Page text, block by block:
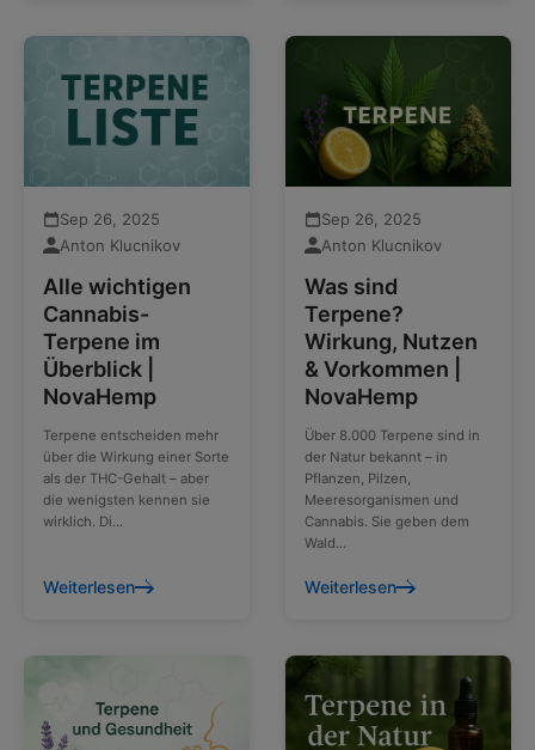
Sep 26, 2025
Anton Klucnikov
Alle wichtigen
Cannabis-
Terpene im
Überblick |
NovaHemp
Terpene entscheiden mehr
über die Wirkung einer Sorte
als der THC-Gehalt – aber
die wenigsten kennen sie
wirklich. Di...
Weiterlesen
Sep 26, 2025
Anton Klucnikov
Was sind
Terpene?
Wirkung, Nutzen
& Vorkommen |
NovaHemp
Über 8.000 Terpene sind in
der Natur bekannt – in
Pflanzen, Pilzen,
Meeresorganismen und
Cannabis. Sie geben dem
Wald...
Weiterlesen